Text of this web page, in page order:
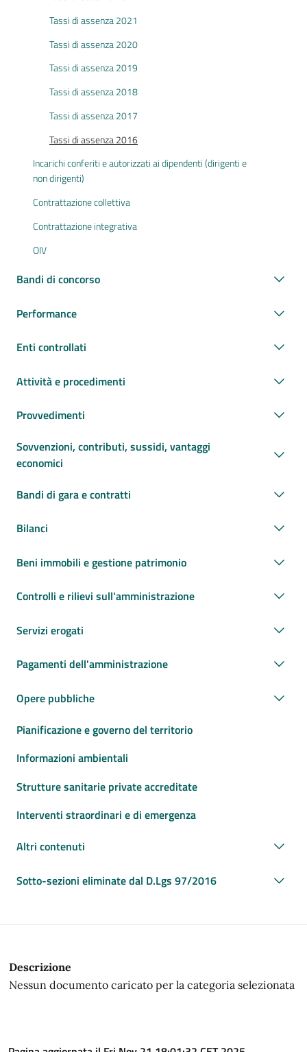
Tassi di assenza 2021
Tassi di assenza 2020
Tassi di assenza 2019
Tassi di assenza 2018
Tassi di assenza 2017
Tassi di assenza 2016
Incarichi conferiti e autorizzati ai dipendenti (dirigenti e
non dirigenti)
Contrattazione collettiva
Contrattazione integrativa
OIV
Bandi di concorso
Performance
Enti controllati
Attività e procedimenti
Provvedimenti
Sovvenzioni, contributi, sussidi, vantaggi
economici
Bandi di gara e contratti
Bilanci
Beni immobili e gestione patrimonio
Controlli e rilievi sull'amministrazione
Servizi erogati
Pagamenti dell'amministrazione
Opere pubbliche
Pianificazione e governo del territorio
Informazioni ambientali
Strutture sanitarie private accreditate
Interventi straordinari e di emergenza
Altri contenuti
Sotto-sezioni eliminate dal D.Lgs 97/2016
Descrizione
Nessun documento caricato per la categoria selezionata